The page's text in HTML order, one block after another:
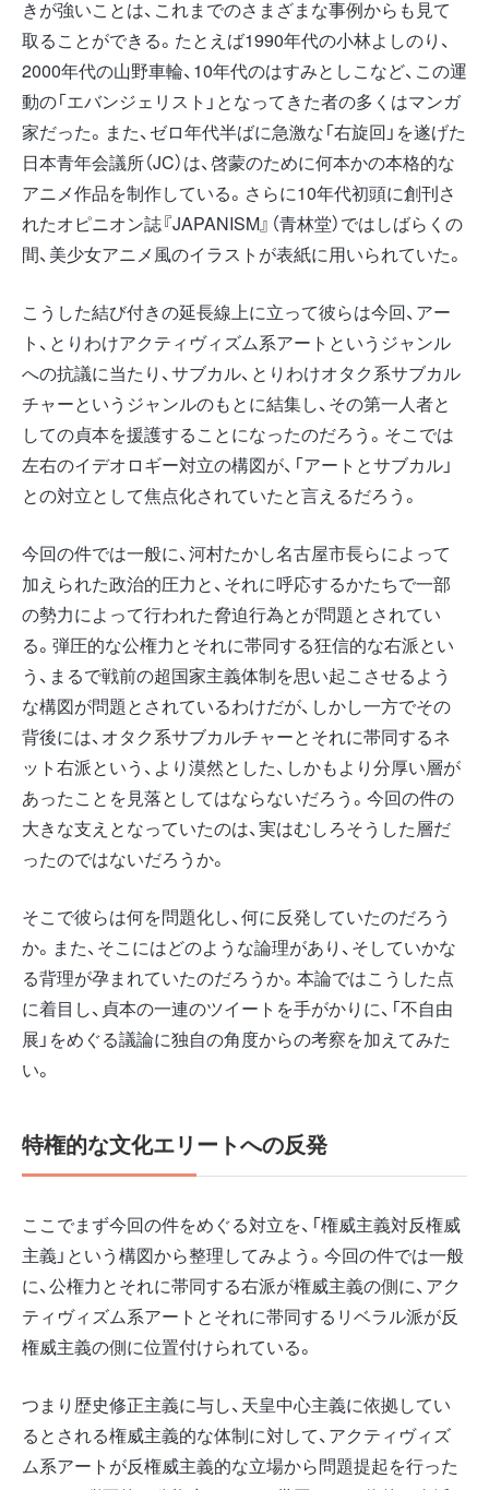
きが強いことは、これまでのさまざまな事例からも見て
取ることができる。たとえば1990年代の小林よしのり、
2000年代の山野車輪、10年代のはすみとしこなど、この運
動の「エバンジェリスト」となってきた者の多くはマンガ
家だった。また、ゼロ年代半ばに急激な「右旋回」を遂げた
日本青年会議所（JC）は、啓蒙のために何本かの本格的な
アニメ作品を制作している。さらに10年代初頭に創刊さ
れたオピニオン誌『JAPANISM』（青林堂）ではしばらくの
間、美少女アニメ風のイラストが表紙に用いられていた。
こうした結び付きの延長線上に立って彼らは今回、アー
ト、とりわけアクティヴィズム系アートというジャンル
への抗議に当たり、サブカル、とりわけオタク系サブカル
チャーというジャンルのもとに結集し、その第一人者と
しての貞本を援護することになったのだろう。そこでは
左右のイデオロギー対立の構図が、「アートとサブカル」
との対立として焦点化されていたと言えるだろう。
今回の件では一般に、河村たかし名古屋市長らによって
加えられた政治的圧力と、それに呼応するかたちで一部
の勢力によって行われた脅迫行為とが問題とされてい
る。弾圧的な公権力とそれに帯同する狂信的な右派とい
う、まるで戦前の超国家主義体制を思い起こさせるよう
な構図が問題とされているわけだが、しかし一方でその
背後には、オタク系サブカルチャーとそれに帯同するネ
ット右派という、より漠然とした、しかもより分厚い層が
あったことを見落としてはならないだろう。今回の件の
大きな支えとなっていたのは、実はむしろそうした層だ
ったのではないだろうか。
そこで彼らは何を問題化し、何に反発していたのだろう
か。また、そこにはどのような論理があり、そしていかな
る背理が孕まれていたのだろうか。本論ではこうした点
に着目し、貞本の一連のツイートを手がかりに、「不自由
展」をめぐる議論に独自の角度からの考察を加えてみた
い。
特権的な文化エリートへの反発
ここでまず今回の件をめぐる対立を、「権威主義対反権威
主義」という構図から整理してみよう。今回の件では一般
に、公権力とそれに帯同する右派が権威主義の側に、アク
ティヴィズム系アートとそれに帯同するリベラル派が反
権威主義の側に位置付けられている。
つまり歴史修正主義に与し、天皇中心主義に依拠してい
るとされる権威主義的な体制に対して、アクティヴィズ
ム系アートが反権威主義的な立場から問題提起を行った